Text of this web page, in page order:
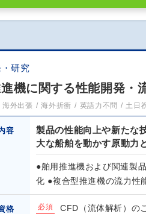
研究
機に関する性能開発
海外出張 海外折衝 英語力不問 土日
容
製品の性能向上や新たな
大な船舶を動かす原動力
●舶用推進機および関連製
化 ●複合型推進機の流力性
格 必須 CFD（流体解析）の